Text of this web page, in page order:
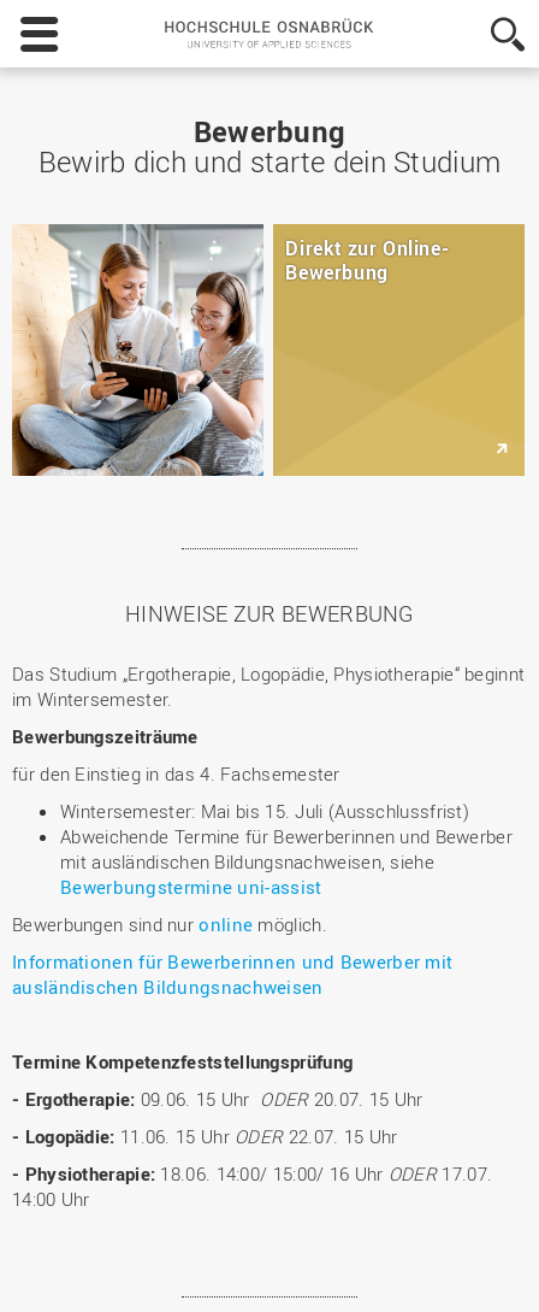
Hochschule
Osnabrück
-
Sciences
Bewerbung
Bewirb dich und starte dein Studium
Direkt zur Online-
Bewerbung
HINWEISE ZUR BEWERBUNG
Das Studium „Ergotherapie, Logopädie, Physiotherapie“ beginnt
im Wintersemester.
Bewerbungszeiträume
für den Einstieg in das 4. Fachsemester
Wintersemester: Mai bis 15. Juli (Ausschlussfrist)
Abweichende Termine für Bewerberinnen und Bewerber
mit ausländischen Bildungsnachweisen, siehe
Bewerbungstermine uni-assist
Bewerbungen sind nuronline möglich.
Informationen für Bewerberinnen und Bewerber mit
ausländischen Bildungsnachweisen
Termine Kompetenzfeststellungsprüfung
- Ergotherapie: 09.06. 15 Uhr ODER 20.07. 15 Uhr
- Logopädie: 11.06. 15 Uhr ODER 22.07. 15 Uhr
- Physiotherapie: 18.06. 14:00/ 15:00/ 16 Uhr ODER 17.07.
14:00 Uhr